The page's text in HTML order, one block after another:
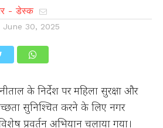
- डेस्क
June 30, 2025
के निर्देश पर महिला सुरक्षा और
सुनिश्चित करने के लिए नगर
प्रवर्तन अभियान चलाया गया।